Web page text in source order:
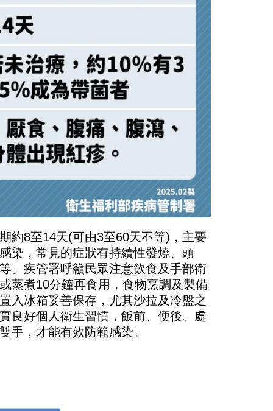
約8至14天(可由3至60天不等) ，主要
染，常見的症狀有持續性發燒、頭
。疾管署呼籲民眾注意飲食及手部衛
蒸煮10分鐘再食用，食物烹調及製備
入冰箱妥善保存，尤其沙拉及冷盤之
良好個人衛生習慣，飯前、便後、處
手，才能有效防範感染。